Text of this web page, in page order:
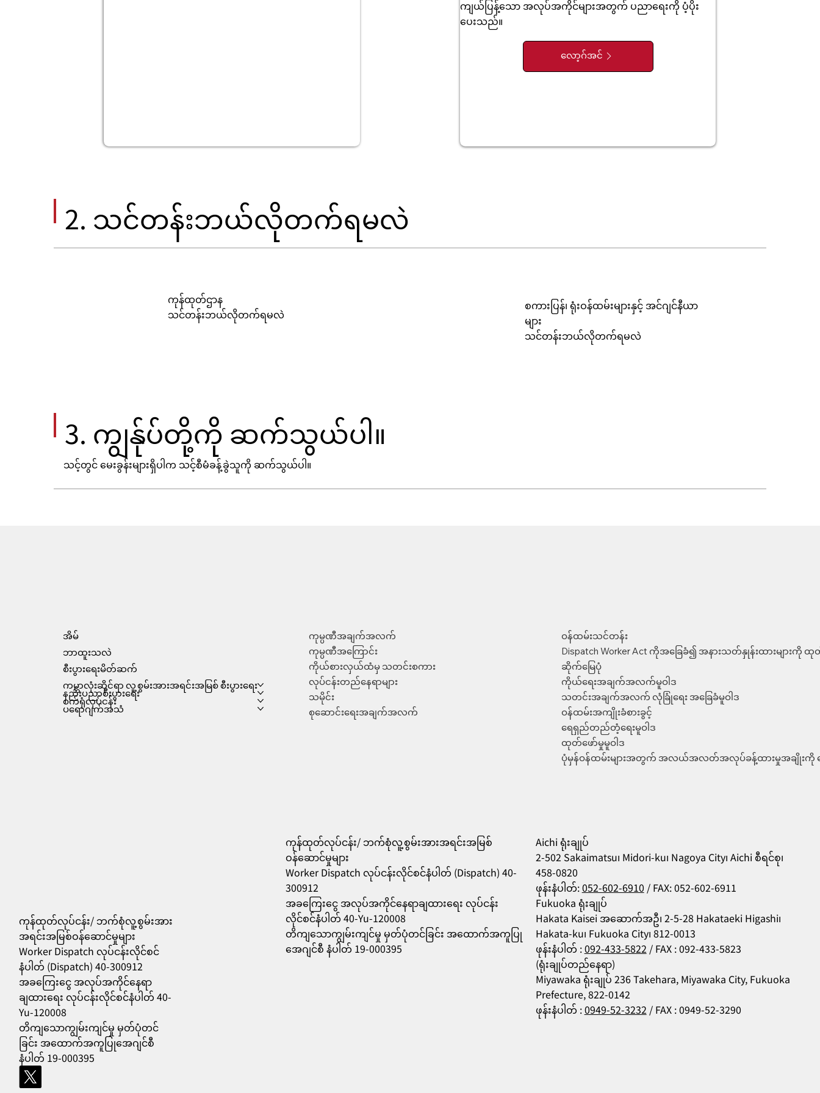
ကျယ်ပြန့်သော အလုပ်အကိုင်များအတွက် ပညာရေးကို ပံ့ပိုး
ပေးသည်။
လော့ဂ်အင်
2. သင်တန်းဘယ်လိုတက်ရမလဲ
ကုန်ထုတ်ဌာန
သင်တန်းဘယ်လိုတက်ရမလဲ
စကားပြန်၊ ရုံးဝန်ထမ်းများနှင့် အင်ဂျင်နီယာ
များ
သင်တန်းဘယ်လိုတက်ရမလဲ
3. ကျွန်ုပ်တို့ကို ဆက်သွယ်ပါ။
သင့်တွင် မေးခွန်းများရှိပါက သင့်စီမံခန့်ခွဲသူကို ဆက်သွယ်ပါ။
အိမ်
ဘာထူးသလဲ
စီးပွားရေးမိတ်ဆက်
ကမ္ဘာလုံးဆိုင်ရာ လူ့စွမ်းအားအရင်းအမြစ် စီးပွားရေး
နည်းပညာစီးပွားရေး
စက်ရုံလုပ်ငန်း
ပရောဂျက်အသံ
ကုမ္ပဏီအချက်အလက်
ကုမ္ပဏီအကြောင်း
ကိုယ်စားလှယ်ထံမှ သတင်းစကား
လုပ်ငန်းတည်နေရာများ
သမိုင်း
စုဆောင်းရေးအချက်အလက်
ဝန်ထမ်းသင်တန်း
Dispatch Worker Act ကိုအခြေခံ၍ အနားသတ်နှုန်းထားများကို ထုတ်
ဆိုက်မြေပုံ
ကိုယ်ရေးအချက်အလက်မူဝါဒ
သတင်းအချက်အလက် လုံခြုံရေး အခြေခံမူဝါဒ
ဝန်ထမ်းအကျိုးခံစားခွင့်
ရေရှည်တည်တံ့ရေးမူဝါဒ
ထုတ်ဖော်မှုမူဝါဒ
ပုံမှန်ဝန်ထမ်းများအတွက် အလယ်အလတ်အလုပ်ခန့်ထားမှုအချိုးကို ကြေ
556
ကုန်ထုတ်လုပ်ငန်း/ ဘက်စုံလူ့စွမ်းအား
အရင်းအမြစ်ဝန်ဆောင်မှုများ
Worker Dispatch လုပ်ငန်းလိုင်စင်
နံပါတ် (Dispatch) 40-300912
အခကြေးငွေ အလုပ်အကိုင်နေရာ
ချထားရေး လုပ်ငန်းလိုင်စင်နံပါတ် 40-
Yu-120008
တိကျသောကျွမ်းကျင်မှု မှတ်ပုံတင်
ခြင်း အထောက်အကူပြုအေဂျင်စီ
နံပါတ် 19-000395
ကုန်ထုတ်လုပ်ငန်း/ ဘက်စုံလူ့စွမ်းအားအရင်းအမြစ်
ဝန်ဆောင်မှုများ
Worker Dispatch လုပ်ငန်းလိုင်စင်နံပါတ် (Dispatch) 40-
300912
အခကြေးငွေ အလုပ်အကိုင်နေရာချထားရေး လုပ်ငန်း
လိုင်စင်နံပါတ် 40-Yu-120008
တိကျသောကျွမ်းကျင်မှု မှတ်ပုံတင်ခြင်း အထောက်အကူပြု
အေဂျင်စီ နံပါတ် 19-000395
Aichi ရုံးချုပ်
2-502 Sakaimatsu၊ Midori-ku၊ Nagoya City၊ Aichi စီရင်စု၊
458-0820
ဖုန်းနံပါတ်:052-602-6910 / FAX: 052-602-6911
Fukuoka ရုံးချုပ်
Hakata Kaisei အဆောက်အဦ၊ 2-5-28 Hakataeki Higashi၊
Hakata-ku၊ Fukuoka City၊ 812-0013
ဖုန်းနံပါတ် :092-433-5822 / FAX : 092-433-5823
(ရုံးချုပ်တည်နေရာ)
Miyawaka ရုံးချုပ် 236 Takehara, Miyawaka City, Fukuoka
Prefecture, 822-0142
ဖုန်းနံပါတ် :0949-52-3232 / FAX : 0949-52-3290